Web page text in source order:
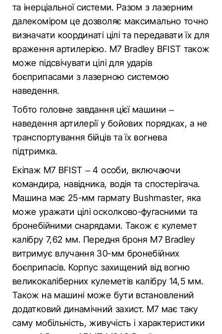
та інерціальної системи. Разом з лазерним
далекоміром це дозволяє максимально точно
визначати координаті цілі та передавати їх для
враження артилерією. М7 Bradley BFIST також
може підсвічувати цілі для ударів
боєприпасами з лазерною системою
наведення.
Тобто головне завдання цієї машини –
наведення артилерії у бойових порядках, а не
транспортування бійців та їх вогнева
підтримка.
Екіпаж M7 BFIST – 4 особи, включаючи
командира, навідника, водія та спостерігача.
Машина має 25-мм гармату Bushmaster, яка
може уражати цілі осколково-фугасними та
бронебійними снарядами. Також є кулемет
калібру 7,62 мм. Передня броня M7 Bradley
витримує влучання 30-мм бронебійних
боєприпасів. Корпус захищений від вогню
великокаліберних кулеметів калібру 14,5 мм.
Також на машині може бути встановлений
додатковий динамічний захист. M7 має таку
саму мобільність, живучість і характеристики